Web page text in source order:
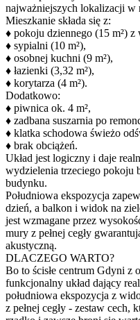
najważniejszych lokalizacji w
Mieszkanie składa się z:
♦ pokoju dziennego (15 m²) z
♦ sypialni (10 m²),
♦ osobnej kuchni (9 m²),
♦ łazienki (3,32 m²),
♦ korytarza (4 m²).
Dodatkowo:
♦ piwnica ok. 4 m²,
♦ zadbana suszarnia po
♦ klatka schodowa świeżo
♦ brak obciążeń.
Układ jest logiczny i daje
wydzielenia trzeciego pokoju
budynku.
Południowa ekspozycja
dzień, a balkon i widok na
jest wzmagane przez
mury z pełnej cegły
akustyczną.
DLACZEGO WARTO?
Bo to ścisłe centrum Gdyni z
funkcjonalny układ dający
południowa ekspozycja z
z pełnej cegły - zestaw